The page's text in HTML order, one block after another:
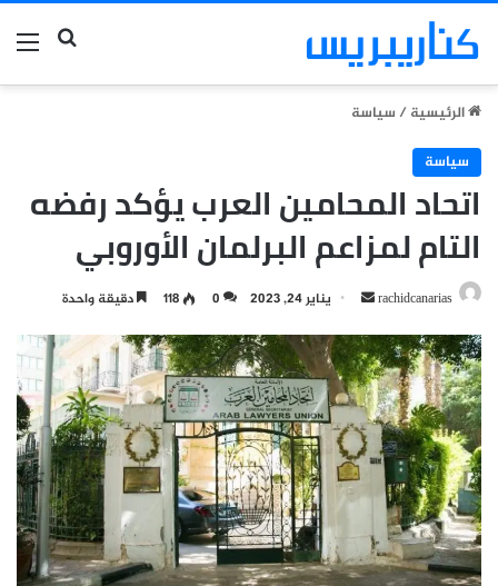
بحث
الرئيسية/ سياسة
سياسة
اتحاد المحامين العرب يؤكد رفضه
التام لمزاعم البرلمان الأوروبي
rachidcanarias
أرسل
إلكترونيا
يناير 24, 2023 0
118 دقيقة واحدة